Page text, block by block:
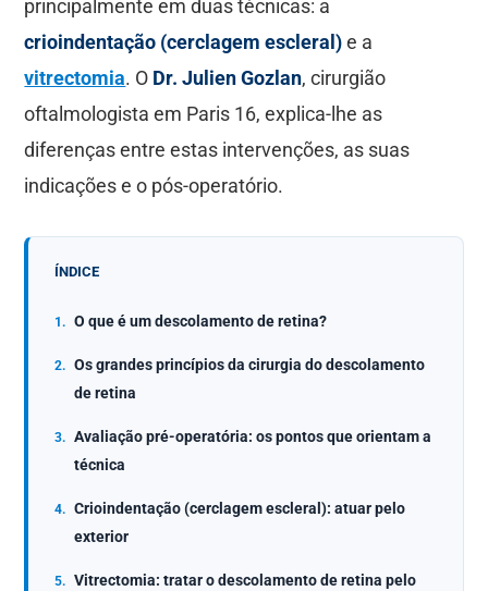
principalmente em duas técnicas: a
crioindentação (cerclagem escleral)e a
vitrectomia. O Dr. Julien Gozlan, cirurgião
oftalmologista em Paris 16, explica-lhe as
diferenças entre estas intervenções, as suas
indicações e o pós-operatório.
ÍNDICE
O que é um descolamento de retina?
Os grandes princípios da cirurgia do descolamento
de retina
Avaliação pré-operatória: os pontos que orientam a
técnica
Crioindentação (cerclagem escleral): atuar pelo
exterior
Vitrectomia: tratar o descolamento de retina pelo